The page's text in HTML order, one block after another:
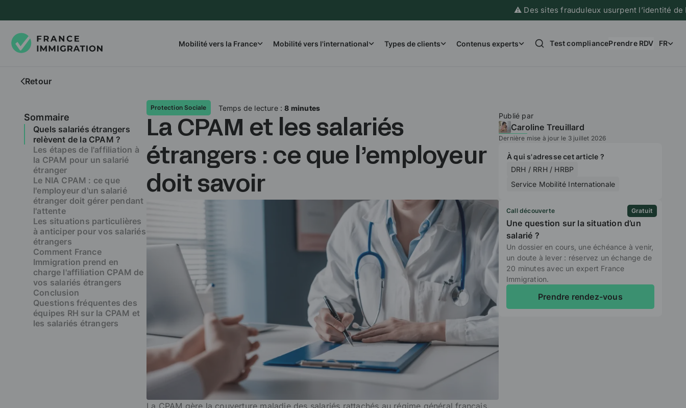
⚠️ Des sites frauduleux usurpent l’identité de
Mobilité vers la France Mobilité vers l'international Types de clients Contenus experts Test compliancePrendre RDV FR
Retour
Sommaire
Quels salariés étrangers
relèvent de la CPAM ?
Les étapes de l'affiliation à
la CPAM pour un salarié
étranger
Le NIA CPAM : ce que
l'employeur d'un salarié
étranger doit gérer pendant
l'attente
Les situations particulières
à anticiper pour vos salariés
étrangers
Comment France
Immigration prend en
charge l'affiliation CPAM de
vos salariés étrangers
Conclusion
Questions fréquentes des
équipes RH sur la CPAM et
les salariés étrangers
Protection Sociale Temps de lecture :8 minutes
La CPAM et les salariés
étrangers : ce que l’employeur
doit savoir
Publié par
Caroline Treuillard
Dernière mise à jour le 3 juillet 2026
À qui s'adresse cet article ?
DRH / RRH / HRBP
Service Mobilité Internationale
Call découverte Gratuit
Une question sur la situation d’un
salarié ?
Un dossier en cours, une échéance à venir,
un doute à lever : réservez un échange de
20 minutes avec un expert France
Immigration.
Prendre rendez-vous